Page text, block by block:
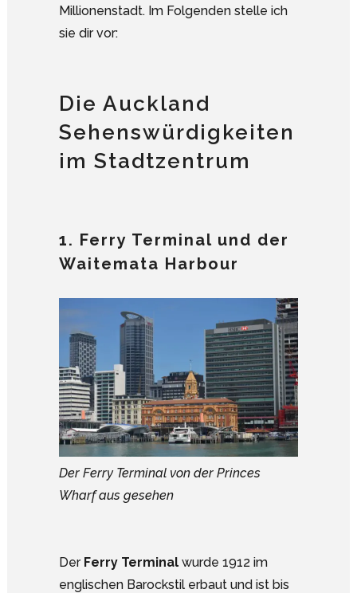
Millionenstadt. Im Folgenden stelle ich
sie dir vor:
Die Auckland
Sehenswürdigkeiten
im Stadtzentrum
1. Ferry Terminal und der
Waitemata Harbour
Der Ferry Terminal von der Princes
Wharf aus gesehen
Der Ferry Terminal wurde 1912 im
englischen Barockstil erbaut und ist bis